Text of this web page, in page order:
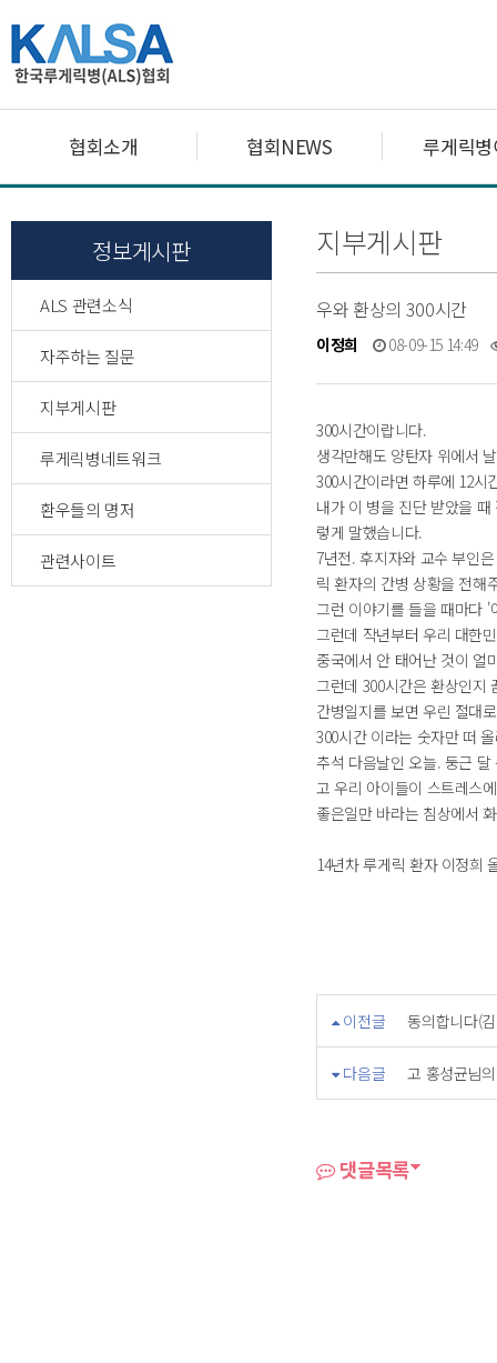
협회소개 협회NEWS 루게릭
정보게시판
ALS 관련소식
자주하는 질문
지부게시판
루게릭병네트워크
환우들의 명저
관련사이트
지부게시판
우와 환상의 300시간
이정희 08-09-15 14:49
300시간이랍니다.
생각만해도 양탄자 위에서
300시간이라면 하루에 12시
내가 이 병을 진단 받았을
렇게 말했습니다.
7년전. 후지자와 교수 부인
릭 환자의 간병 상황을 전해
그런 이야기를 들을 때마다
그런데 작년부터 우리 대한
중국에서 안 태어난 것이 얼
그런데 300시간은 환상인지
간병일지를 보면 우린 절대
300시간 이라는 숫자만 떠
추석 다음날인 오늘. 둥근
고 우리 아이들이 스트레스
좋은일만 바라는 침상에서
14년차 루게릭 환자 이정희
이전글 동의합니다(
다음글 고 홍성균님
댓글목록